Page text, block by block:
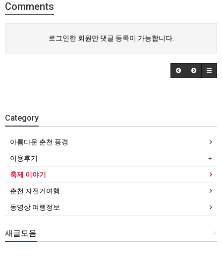
Comments
로그인한 회원만 댓글 등록이 가능합니다.
Category
아름다운 춘천 풍경
이용후기
축제 이야기
춘천 자전거여행
동영상 여행정보
+
새글모음